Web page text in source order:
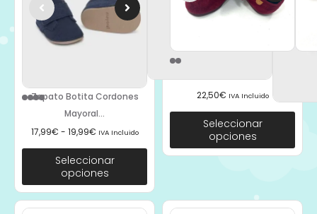
Zapato Botita Cordones
Mayoral...
17,99€ - 19,99€ IVA Incluido
Seleccionar
opciones
Zapato Merceditas Granate
22,50€ IVA Incluido
Seleccionar
opciones